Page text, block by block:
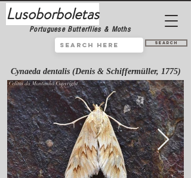
Lusoborboletas
Portuguese Butterflies & Moths
Search
Cynaeda dentalis (Denis & Schiffermüller, 1775)